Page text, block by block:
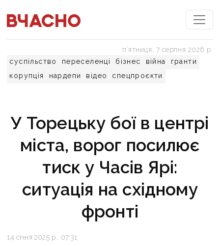
суспільство переселенці бізнес війна
гранти
корупція
нардепи відео спецпроєкти
пʼятниця, 7 серпня 2026 р.
У Торецьку бої в центрі
міста, ворог посилює
тиск у Часів Ярі:
ситуація на східному
фронті
14 січня 2025 р., 07:31